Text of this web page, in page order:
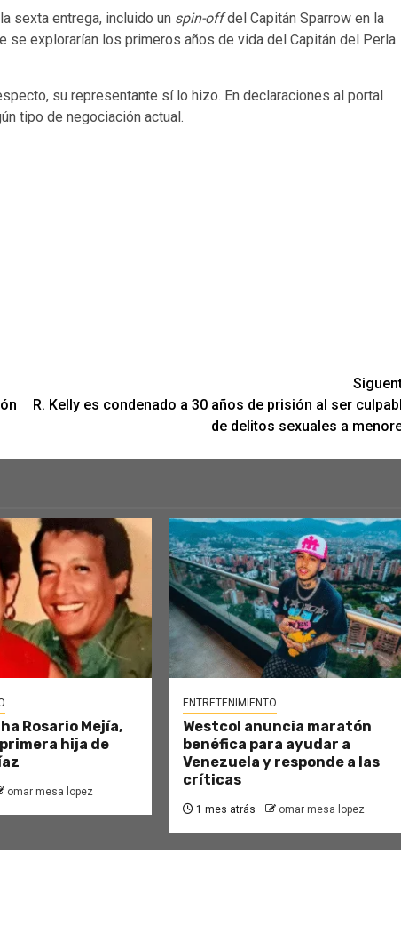
sexta entrega, incluido un spin-offdel Capitán Sparrow en la
se explorarían los primeros años de vida del Capitán del Perla
su representante sí lo hizo. En declaraciones al portal
tipo de negociación actual.
R. Kelly es condenado a 30 años de prisión al ser
de delitos sexuales a
Rosario Mejía,
hija de
omar mesa lopez
ENTRETENIMIENTO
Westcol anuncia maratón
benéfica para ayudar a
Venezuela y responde a las
críticas
1 mes atrás omar mesa lopez